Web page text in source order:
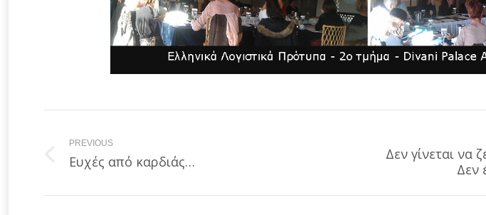
navigation
PREVIOUS
Previous
post:
Ευχές από καρδιάς…
Next
Δεν γίνεται να
Δεν